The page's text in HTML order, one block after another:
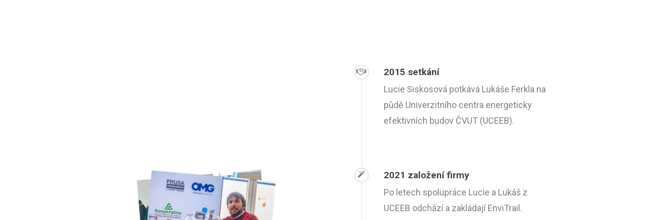
2015 setkání
Lucie Siskosová potkává Lukáše Ferkla na
půdě Univerzitního centra energeticky
efektivních budov ČVUT (UCEEB).
2021 založení firmy
Po letech spolupráce Lucie a Lukáš z
UCEEB odchází a zakládají EnviTrail.